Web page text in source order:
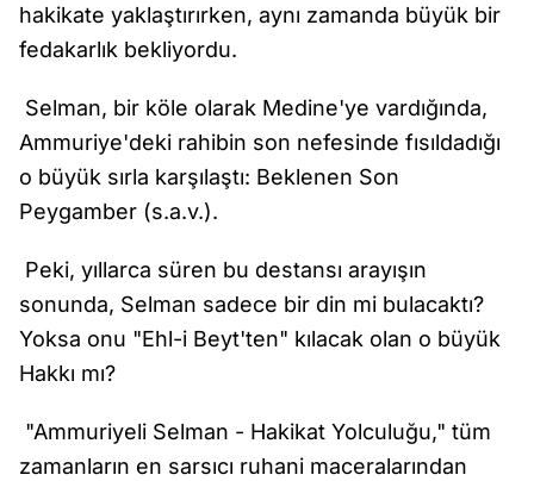
hakikate yaklaştırırken, aynı zamanda büyük bir
fedakarlık bekliyordu.
Selman, bir köle olarak Medine'ye vardığında,
Ammuriye'deki rahibin son nefesinde fısıldadığı
o büyük sırla karşılaştı: Beklenen Son
Peygamber (s.a.v.).
Peki, yıllarca süren bu destansı arayışın
sonunda, Selman sadece bir din mi bulacaktı?
Yoksa onu "Ehl-i Beyt'ten" kılacak olan o büyük
Hakkı mı?
"Ammuriyeli Selman - Hakikat Yolculuğu," tüm
zamanların en sarsıcı ruhani maceralarından